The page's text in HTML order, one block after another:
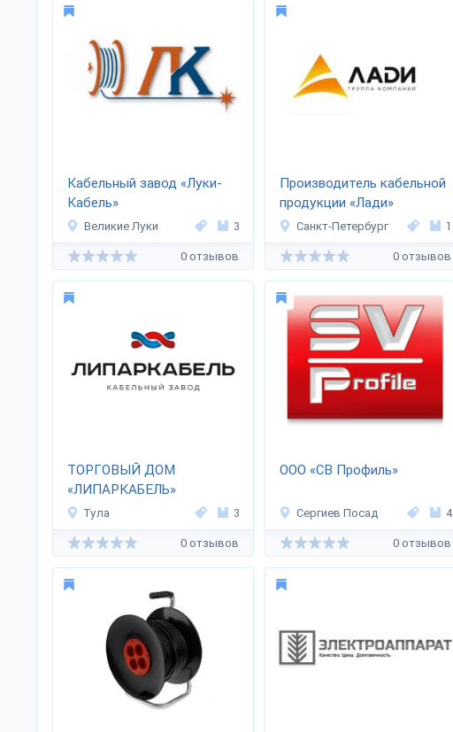
Кабельный завод «Луки-
Кабель»
Великие Луки 3
0 отзывов
Производитель кабельной
продукции «Лади»
Санкт-Петербург 1
0 отзывов
ТОРГОВЫЙ ДОМ
«ЛИПАРКАБЕЛЬ»
Тула 3
0 отзывов
ООО «СВ Профиль»
Сергиев Посад 4
0 отзывов